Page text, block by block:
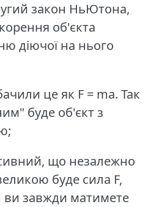
закон НьЮтона,
об'єкта
діючої на нього
це як F = ma. Так
буде об'єкт з
що незалежно
буде сила F,
ви завжди матимете